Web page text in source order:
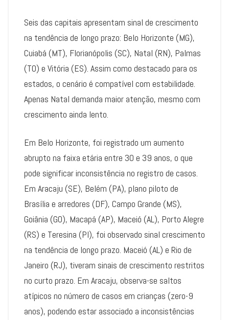
Seis das capitais apresentam sinal de crescimento
na tendência de longo prazo: Belo Horizonte (MG),
Cuiabá (MT), Florianópolis (SC), Natal (RN), Palmas
(TO) e Vitória (ES). Assim como destacado para os
estados, o cenário é compatível com estabilidade.
Apenas Natal demanda maior atenção, mesmo com
crescimento ainda lento.
Em Belo Horizonte, foi registrado um aumento
abrupto na faixa etária entre 30 e 39 anos, o que
pode significar inconsistência no registro de casos.
Em Aracaju (SE), Belém (PA), plano piloto de
Brasília e arredores (DF), Campo Grande (MS),
Goiânia (GO), Macapá (AP), Maceió (AL), Porto Alegre
(RS) e Teresina (PI), foi observado sinal crescimento
na tendência de longo prazo. Maceió (AL) e Rio de
Janeiro (RJ), tiveram sinais de crescimento restritos
no curto prazo. Em Aracaju, observa-se saltos
atípicos no número de casos em crianças (zero-9
anos), podendo estar associado a inconsistências